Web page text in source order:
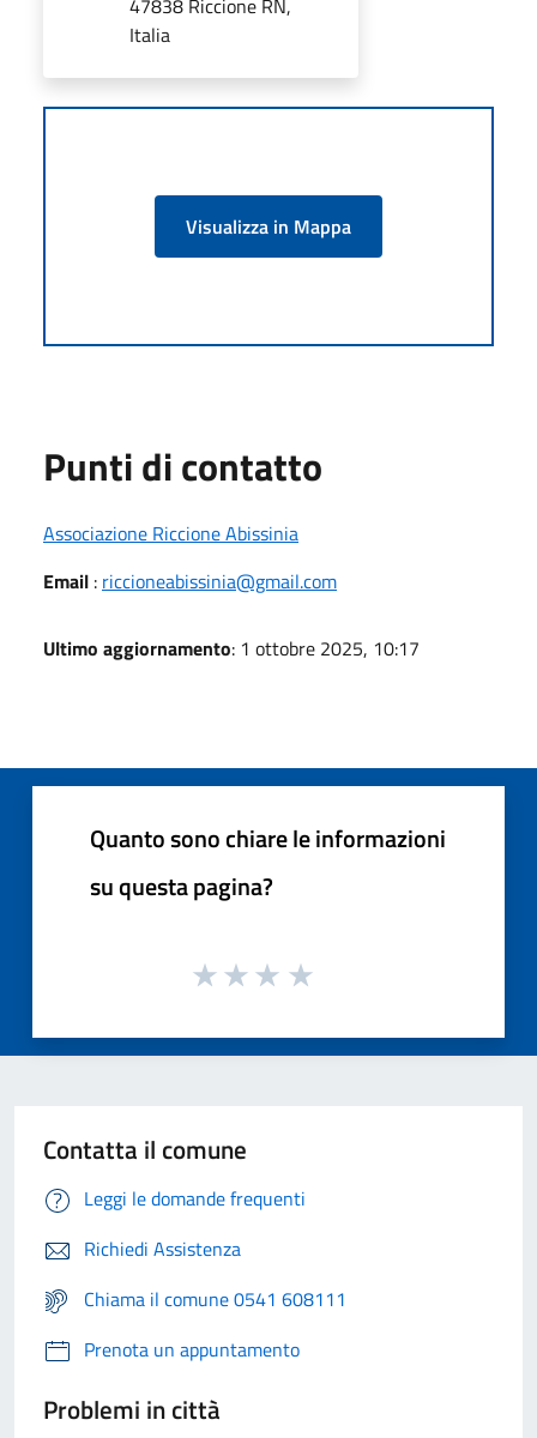
Italia
Visualizza in Mappa
Punti di contatto
Associazione Riccione Abissinia
Email : riccioneabissinia@gmail.com
Ultimo aggiornamento: 1 ottobre 2025, 10:17
Quanto sono chiare le informazioni
su questa pagina?
Contatta il comune
Leggi le domande frequenti
Richiedi Assistenza
Chiama il comune 0541 608111
Prenota un appuntamento
Problemi in città